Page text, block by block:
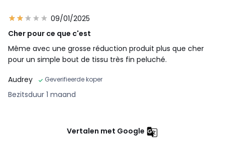
09/01/2025
Cher pour ce que c'est
Même avec une grosse réduction produit plus que cher
pour un simple bout de tissu très fin peluché.
Audrey
Geverifieerde koper
Bezitsduur 1 maand
Vertalen met Google